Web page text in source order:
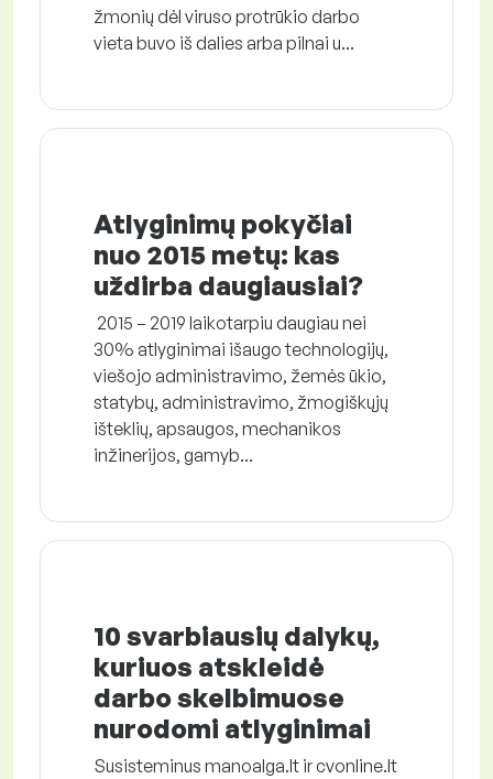
žmonių dėl viruso protrūkio darbo
vieta buvo iš dalies arba pilnai u...
Atlyginimų pokyčiai
nuo 2015 metų: kas
uždirba daugiausiai?
2015 – 2019 laikotarpiu daugiau nei
30% atlyginimai išaugo technologijų,
viešojo administravimo, žemės ūkio,
statybų, administravimo, žmogiškųjų
išteklių, apsaugos, mechanikos
inžinerijos, gamyb...
10 svarbiausių dalykų,
kuriuos atskleidė
darbo skelbimuose
nurodomi atlyginimai
Susisteminus manoalga.lt ir cvonline.lt